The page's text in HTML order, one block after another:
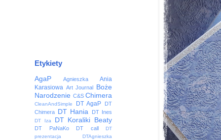
Etykiety
AgaP Agnieszka
Ania
Karasiowa Art Journal
Boże
Narodzenie C&S Chimera
CleanAndSimple DT AgaP
DT
Chimera DT Hania DT Ines
DT Iza DT Koraliki Beaty
DT PaNaKo DT call
DT
prezentacja
DTAgnieszka